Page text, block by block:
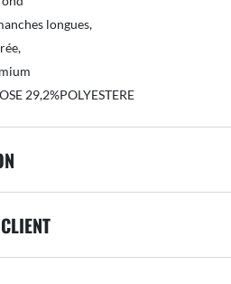
longues,
29,2%POLYESTERE